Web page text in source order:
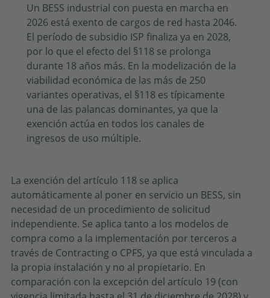
Un BESS industrial con puesta en marcha en
2026 está exento de cargos de red hasta 2046.
El período de subsidio ISP finaliza ya en 2028,
por lo que el efecto del §118 se prolonga
durante 18 años más. En la modelización de la
viabilidad económica de las más de 250
variantes operativas, el §118 es típicamente
una de las palancas dominantes, ya que la
exención actúa en todos los canales de
ingresos de uso múltiple.
La exención del artículo 118 se aplica
automáticamente al poner en servicio un BESS, sin
necesidad de un procedimiento de solicitud
independiente. Se aplica tanto a los modelos de
compra como a la implementación por terceros a
través de Contracting o CPFS, ya que está vinculada a
la propia instalación y no al propietario. En
comparación con la excepción del artículo 19 (con